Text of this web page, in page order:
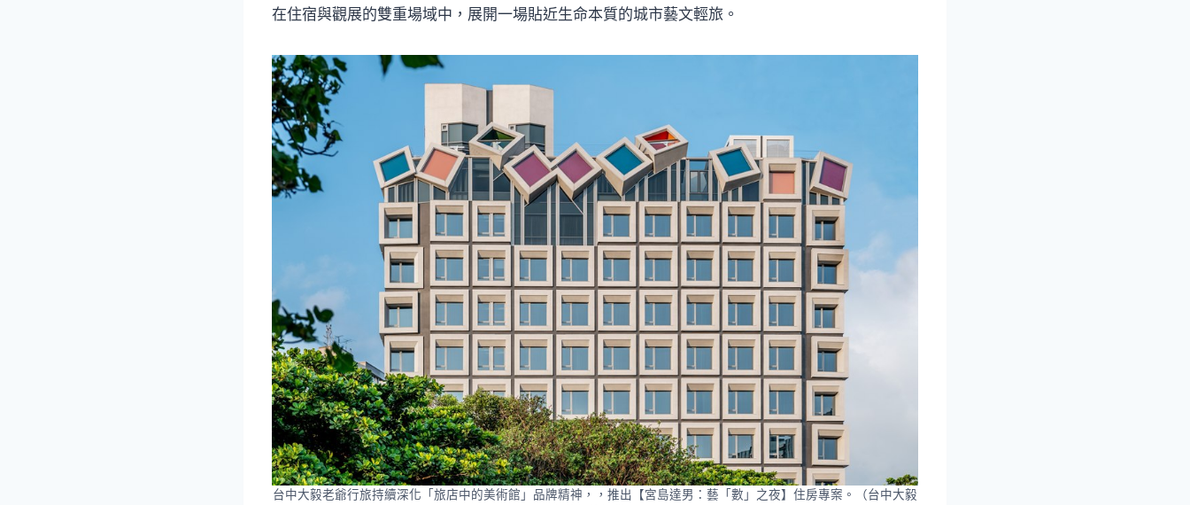
在住宿與觀展的雙重場域中，展開一場貼近生命本質的城市藝文輕旅。
台中大毅老爺行旅持續深化「旅店中的美術館」品牌精神，，推出【宮島達男：藝「數」之夜】住房專案。（台中大毅